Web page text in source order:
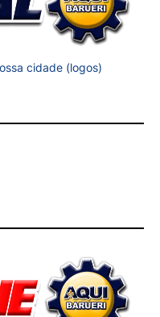
cidade (logos)